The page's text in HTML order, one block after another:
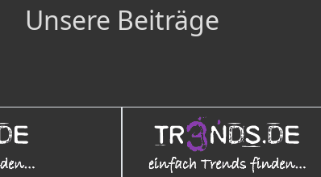
Unsere Beiträge